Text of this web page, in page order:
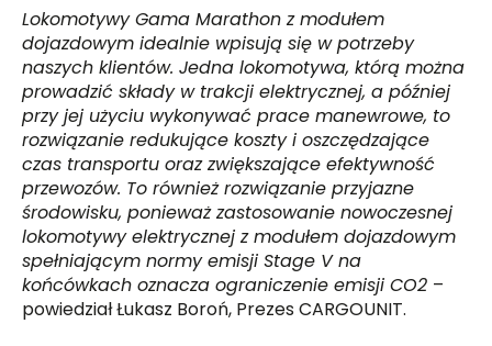
LokomotywyGama Marathon z modułem
dojazdowym idealnie wpisują się w potrzeby
naszych klientów. Jedna lokomotywa, którą można
prowadzić składyw trakcji elektrycznej, a później
przy jej użyciu wykonywać prace manewrowe, to
rozwiązanie redukujące kosztyioszczędzające
czas transportu orazzwiększające efektywność
przewozów. Torównieżrozwiązanie przyjazne
środowisku,ponieważ zastosowanie nowoczesnej
lokomotywy elektrycznej z modułem dojazdowym
spełniającym normy emisji Stage Vna
końcówkach oznacza ograniczenie emisji CO2 –
powiedział Łukasz Boroń, Prezes CARGOUNIT.